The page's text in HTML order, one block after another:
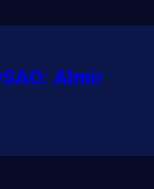
Almir